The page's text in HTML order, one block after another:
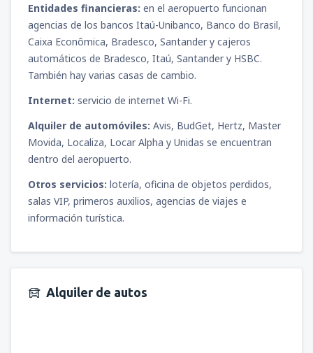
Entidades financieras: en el aeropuerto funcionan
agencias de los bancos Itaú-Unibanco, Banco do Brasil,
Caixa Econômica, Bradesco, Santander y cajeros
automáticos de Bradesco, Itaú, Santander y HSBC.
También hay varias casas de cambio.
Internet: servicio de internet Wi-Fi.
Alquiler de automóviles: Avis, BudGet, Hertz, Master
Movida, Localiza, Locar Alpha y Unidas se encuentran
dentro del aeropuerto.
Otros servicios: lotería, oficina de objetos perdidos,
salas VIP, primeros auxilios, agencias de viajes e
información turística.
Alquiler de autos